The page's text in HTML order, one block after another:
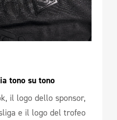
tono su tono
il logo dello sponsor,
e il logo del trofeo